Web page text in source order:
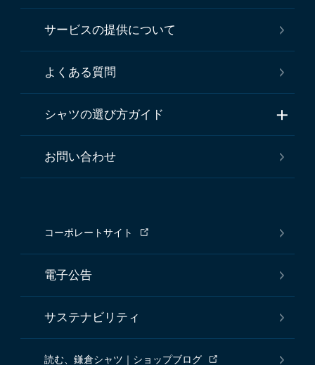
サービスの提供について
よくある質問
シャツの選び方ガイド
お問い合わせ
コーポレートサイト
電子公告
サステナビリティ
読む、鎌倉シャツ｜ショップブログ